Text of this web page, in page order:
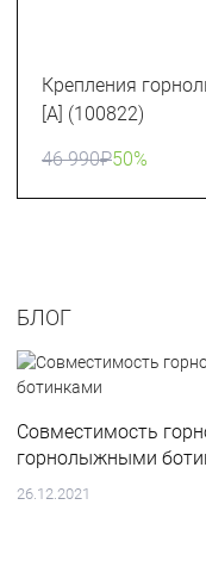
Крепления
[A] (100822)
46 990₽50%
БЛОГ
Совместимость
горнолыжными
26.12.2021